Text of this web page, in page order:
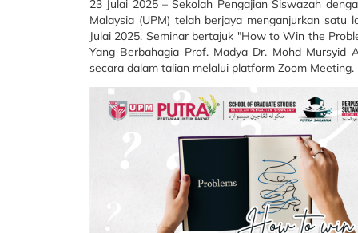
23 Julai 2025 – Sekolah Pengajian Siswazah
Malaysia (UPM) telah berjaya menganjurkan
Julai 2025. Seminar bertajuk "How to Win the
Yang Berbahagia Prof. Madya Dr. Mohd Mursyid
secara dalam talian melalui platform Zoom Meeting.